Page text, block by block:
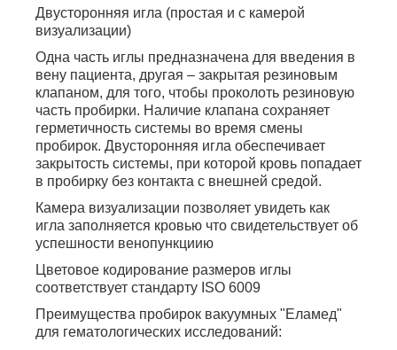
Двусторонняя игла (простая и с камерой
визуализации)
Одна часть иглы предназначена для введения в
вену пациента, другая – закрытая резиновым
клапаном, для того, чтобы проколоть резиновую
часть пробирки. Наличие клапана сохраняет
герметичность системы во время смены
пробирок. Двусторонняя игла обеспечивает
закрытость системы, при которой кровь попадает
в пробирку без контакта с внешней средой.
Камера визуализации позволяет увидеть как
игла заполняется кровью что свидетельствует об
успешности венопункциию
Цветовое кодирование размеров иглы
соответствует стандарту ISO 6009
Преимущества пробирок вакуумных "Еламед"
для гематологических исследований: